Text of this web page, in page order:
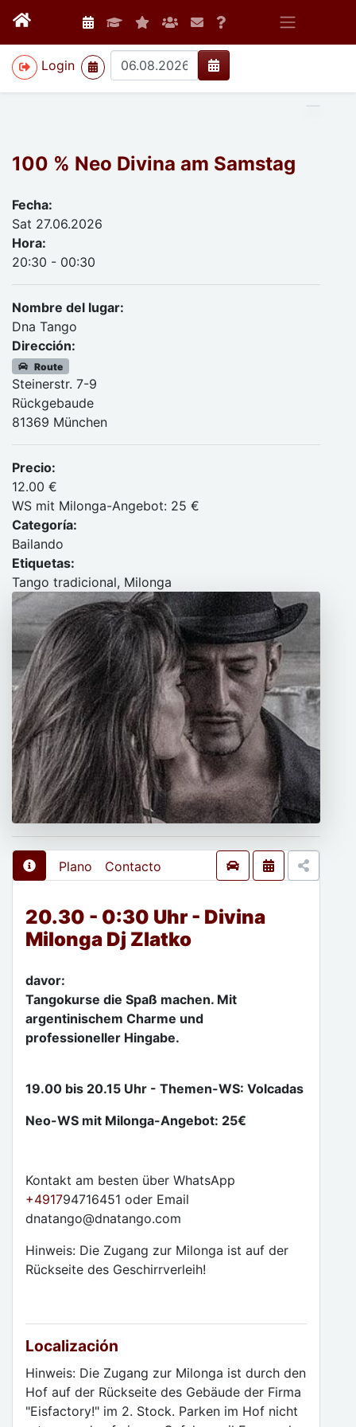
Login
>
100 % Neo Divina am Samstag
Fecha:
Sat 27.06.2026
Hora:
20:30 - 00:30
Nombre del lugar:
Dna Tango
Dirección:
Route
Steinerstr. 7-9
Rückgebaude
81369 München
Precio:
12.00 €
WS mit Milonga-Angebot: 25 €
Categoría:
Bailando
Etiquetas:
Tango tradicional, Milonga
Plano Contacto
20.30 - 0:30 Uhr - Divina
Milonga Dj Zlatko
davor:
Tangokurse die Spaß machen. Mit
argentinischem Charme und
professioneller Hingabe.
19.00 bis 20.15 Uhr - Themen-WS: Volcadas
Neo-WS mit Milonga-Angebot: 25€
Kontakt am besten über WhatsApp
+491794716451 oder Email
dnatango@dnatango.com
Hinweis: Die Zugang zur Milonga ist auf der
Rückseite des Geschirrverleih!
Localización
Hinweis: Die Zugang zur Milonga ist durch den
Hof auf der Rückseite des Gebäude der Firma
"Eisfactory!" im 2. Stock. Parken im Hof nicht